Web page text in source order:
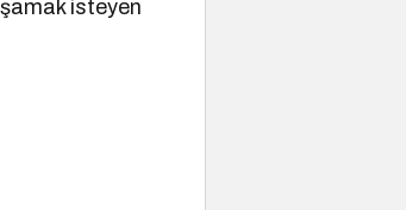
isteyen